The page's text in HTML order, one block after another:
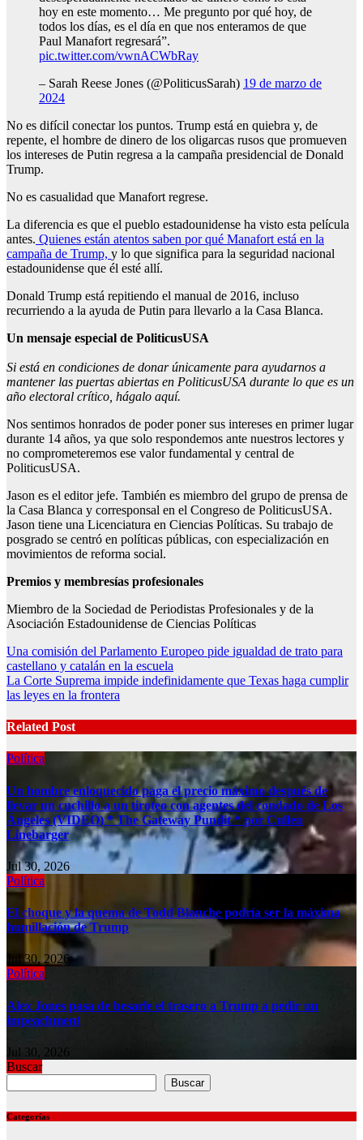
hoy en este momento… Me pregunto por qué hoy, de
todos los días, es el día en que nos enteramos de que
Paul Manafort regresará”.
pic.twitter.com/vwnACWbRay
– Sarah Reese Jones (@PoliticusSarah) 19 de marzo de
2024
No es difícil conectar los puntos. Trump está en quiebra y, de
repente, el hombre de dinero de los oligarcas rusos que promueven
los intereses de Putin regresa a la campaña presidencial de Donald
Trump.
No es casualidad que Manafort regrese.
La diferencia es que el pueblo estadounidense ha visto esta película
antes. Quienes están atentos saben por qué Manafort está en la
campaña de Trump, y lo que significa para la seguridad nacional
estadounidense que él esté allí.
Donald Trump está repitiendo el manual de 2016, incluso
recurriendo a la ayuda de Putin para llevarlo a la Casa Blanca.
Un mensaje especial de PoliticusUSA
Si está en condiciones de donar únicamente para ayudarnos a
mantener las puertas abiertas en PoliticusUSA durante lo que es un
año electoral crítico, hágalo aquí.
Nos sentimos honrados de poder poner sus intereses en primer lugar
durante 14 años, ya que solo respondemos ante nuestros lectores y
no comprometeremos ese valor fundamental y central de
PoliticusUSA.
Jason es el editor jefe. También es miembro del grupo de prensa de
la Casa Blanca y corresponsal en el Congreso de PoliticusUSA.
Jason tiene una Licenciatura en Ciencias Políticas. Su trabajo de
posgrado se centró en políticas públicas, con especialización en
movimientos de reforma social.
Premios y membresías profesionales
Miembro de la Sociedad de Periodistas Profesionales y de la
Asociación Estadounidense de Ciencias Políticas
Post
navigation
Una comisión del Parlamento Europeo pide igualdad de trato para
castellano y catalán en la escuela
La Corte Suprema impide indefinidamente que Texas haga cumplir
las leyes en la frontera
Related Post
Política
Un hombre enloquecido paga el precio máximo después de
llevar un cuchillo a un tiroteo con agentes del condado de Los
Ángeles (VIDEO) * The Gateway Pundit * por Cullen
Linebarger
Jul 30, 2026
Política
El choque y la quema de Todd Blanche podría ser la máxima
humillación de Trump
Jul 30, 2026
Política
Alex Jones pasa de besarle el trasero a Trump a pedir un
impeachment
Jul 30, 2026
Buscar
Buscar
Categorías